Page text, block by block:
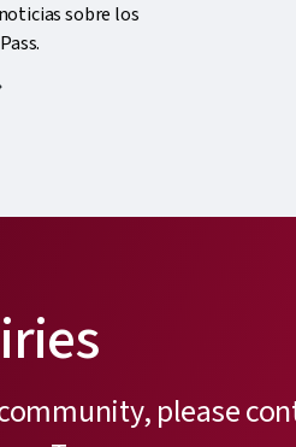
sobre los
please